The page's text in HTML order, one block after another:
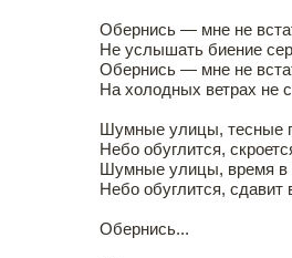
Обернись — мне не
Не услышать биение
Обернись — мне не
На холодных ветрах не
Шумные улицы, тесные
Небо обуглится,
Шумные улицы, время в
Небо обуглится, сдавит
Обернись...